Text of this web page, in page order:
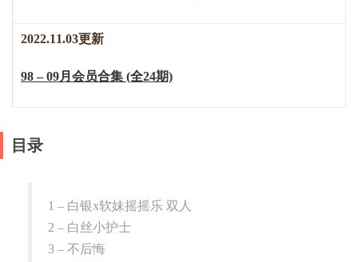
2022.11.03更新
98 – 09月会员合集 (全24期)
目录
1 – 白银x软妹摇摇乐 双人
2 – 白丝小护士
3 – 不后悔